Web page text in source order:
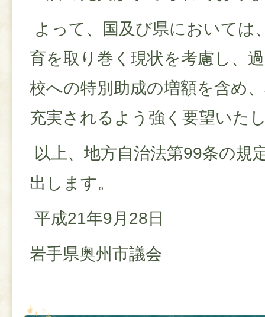
よって、国及び県においては
育を取り巻く現状を考慮し、
校への特別助成の増額を含め
充実されるよう強く要望いた
以上、地方自治法第99条の規
出します。
平成21年9月28日
岩手県奥州市議会